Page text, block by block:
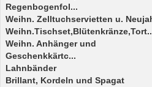
Regenbogenfol...
Weihn. Zelltuchservietten u.
Weihn. Anhänger und
Geschenkkärtc...
Lahnbänder
Brillant, Kordeln und Spagat